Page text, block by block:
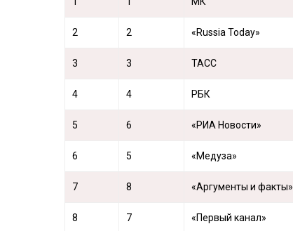
2 2 «Russia Today»
3 3 ТАСС
4 4 РБК
5 6 «РИА Новости»
6 5 «Медуза»
7 8 «Аргументы и факты»
8 7 «Первый канал»